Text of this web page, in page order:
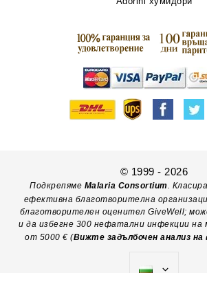
© 1999 - 2026
Подкрепяме Malaria Consortium .
ефективна благотворителна
благотворителен оценител GiveWell;
и да избегне 300 нефатални инфекции на
от 5000 € (Вижте задълбочен анализ